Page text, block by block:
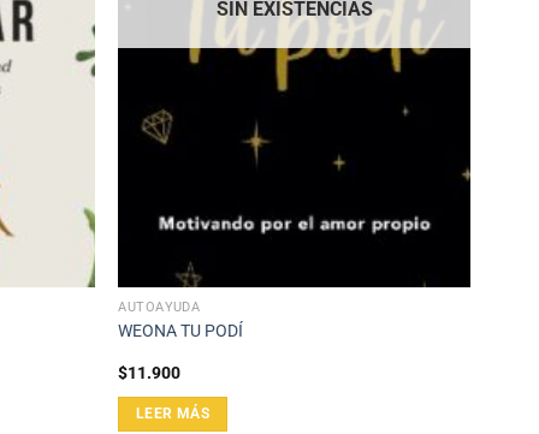
SIN EXISTENCIAS
AUTOAYUDA
WEONA TU PODÍ
$11.900
LEER MÁS